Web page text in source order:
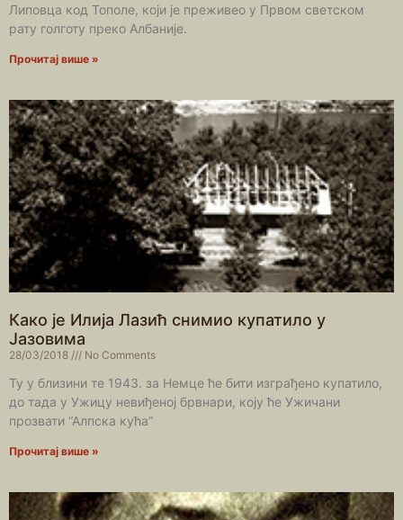
Липовца код Тополе, који је преживео у Првом светском
рату голготу преко Албаније.
Прочитај више »
Како је Илија Лазић снимио купатило у
Јазовима
28/03/2018 No Comments
Ту у близини те 1943. за Немце ће бити изграђено купатило,
до тада у Ужицу невиђеној брвнари, коју ће Ужичани
прозвати “Алпска кућа”
Прочитај више »